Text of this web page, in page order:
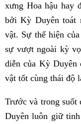
xưng Hoa hậu hay
bởi Kỳ Duyên toát
vật. Sự thể hiện
sự vượt ngoài kỳ
diễn của Kỳ Duyên
vật tốt cùng thái độ
Trước và trong
Duyên luôn giữ